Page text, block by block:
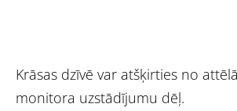
Krāsas dzīvē var atšķirties no
monitora uzstādījumu dēļ.